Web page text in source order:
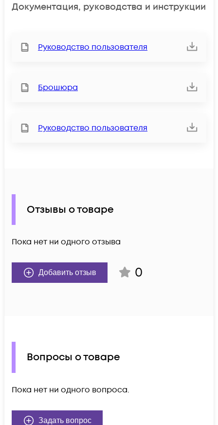
Документация, руководства и инструкции
Руководство пользователя
Брошюра
Руководство пользователя
Отзывы о товаре
Пока нет ни одного отзыва
Добавить отзыв 0
Вопросы о товаре
Пока нет ни одного вопроса.
Задать вопрос